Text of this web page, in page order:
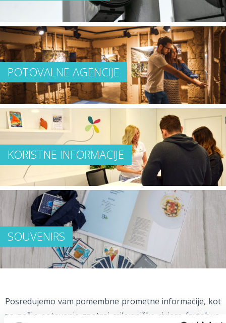
POTOVALNE AGENCIJE
KORISTNE INFORMACIJE
SOUVENIRS
Posredujemo vam pomembne prometne informacije, kot
so način potovanja znotraj crikveniške riviere (avtobus,